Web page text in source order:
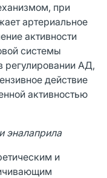
при
артериальное
активности
системы
регулировании АД,
действие
активностью
эналаприла
и